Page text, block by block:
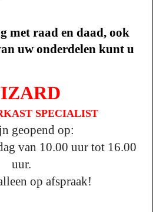
met raad en daad, ook
uw onderdelen kunt u
SPECIALIST
geopend op:
van 10.00 uur tot 16.00
uur.
op afspraak!